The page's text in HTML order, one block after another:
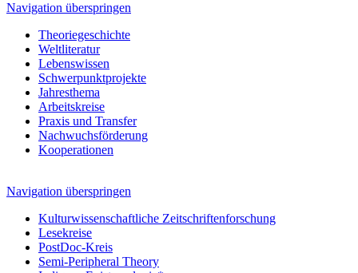
Navigation überspringen
Theoriegeschichte
Weltliteratur
Lebenswissen
Schwerpunktprojekte
Jahresthema
Arbeitskreise
Praxis und Transfer
Nachwuchsförderung
Kooperationen
Navigation überspringen
Kulturwissenschaftliche Zeitschriftenforschung
Lesekreise
PostDoc-Kreis
Semi-Peripheral Theory